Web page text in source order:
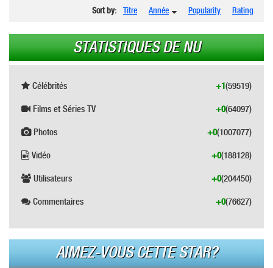
Sort by: Titre Année Popularity Rating
STATISTIQUES DE NU
Célébrités (59519)
+1
Films et Séries TV (64097)
+0
Photos (1007077)
+0
Vidéo (188128)
+0
Utilisateurs (204450)
+0
Commentaires (76627)
+0
AIMEZ-VOUS CETTE STAR?